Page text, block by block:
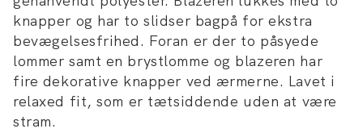
knapper og har to slidser bagpå for ekstra
bevægelsesfrihed. Foran er der to påsyede
lommer samt en brystlomme og blazeren har
fire dekorative knapper ved ærmerne. Lavet i
relaxed fit, som er tætsiddende uden at være
stram.